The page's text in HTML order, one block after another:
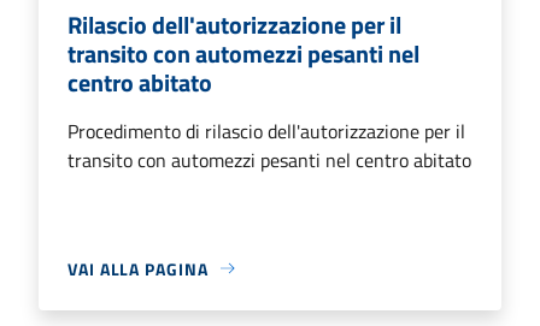
Rilascio dell'autorizzazione per il
transito con automezzi pesanti nel
centro abitato
Procedimento di rilascio dell'autorizzazione per il
transito con automezzi pesanti nel centro abitato
VAI ALLA PAGINA